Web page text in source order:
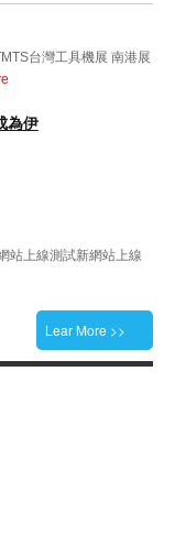
台灣工具機展 南港展
為伊
站上線測試新網站上線
Lear More >>